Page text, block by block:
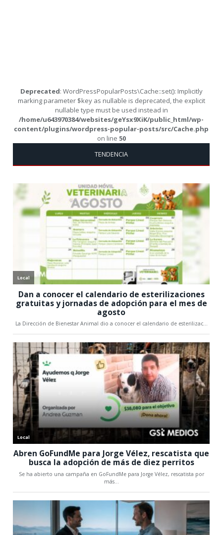
Deprecated: WordPressPopularPosts\Cache::set(): Implicitly
marking parameter $key as nullable is deprecated, the explicit
nullable type must be used instead in
/home/u643970384/websites/geYsx9XiK/public_html/wp-
content/plugins/wordpress-popular-posts/src/Cache.php
on line 50
TENDENCIA